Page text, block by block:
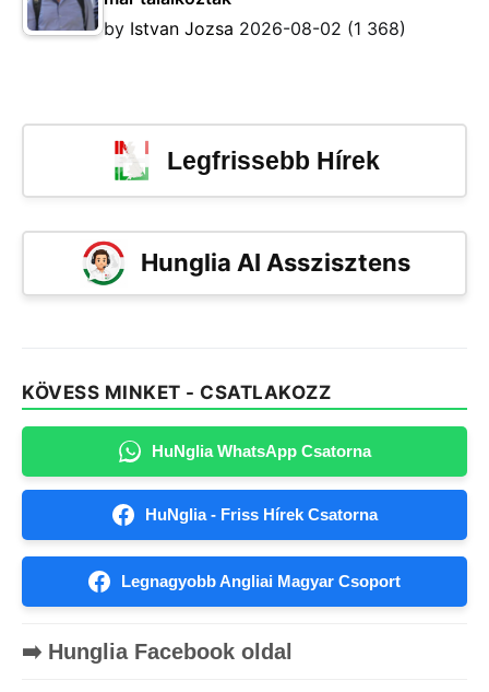
by Istvan Jozsa 2026-08-02 (1 368)
Legfrissebb Hírek
Hunglia AI Asszisztens
KÖVESS MINKET - CSATLAKOZZ
HuNglia WhatsApp Csatorna
HuNglia - Friss Hírek Csatorna
Legnagyobb Angliai Magyar Csoport
➡️ Hunglia Facebook oldal